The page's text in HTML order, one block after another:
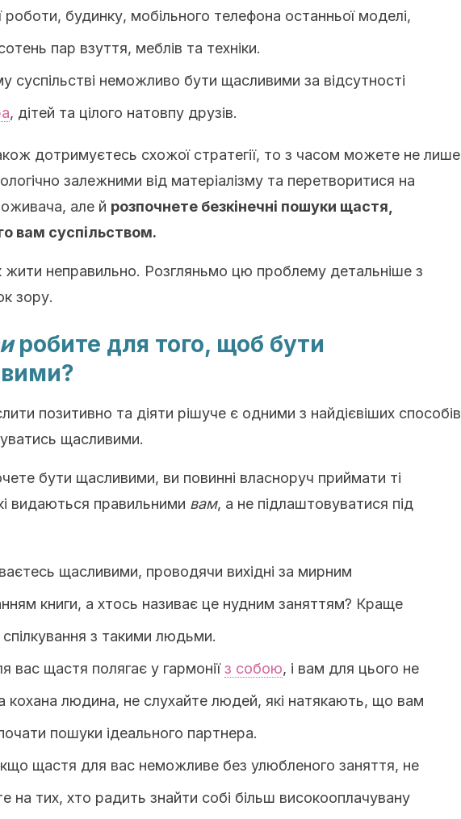
роботи, будинку, мобільного телефона останньої моделі,
пар взуття, меблів та техніки.
суспільстві неможливо бути щасливими за відсутності
, дітей та цілого натовпу друзів.
дотримуєтесь схожої стратегії, то з часом можете не лише
залежними від матеріалізму та перетворитися на
але й розпочнете безкінечні пошуки щастя,
вам суспільством.
жити неправильно. Розгляньмо цю проблему детальніше з
зору.
робите для того, щоб бути
позитивно та діяти рішуче є одними з найдієвіших способів
щасливими.
бути щасливими, ви повинні власноруч приймати ті
видаються правильними вам, а не підлаштовуватися під
щасливими, проводячи вихідні за мирним
книги, а хтось називає це нудним заняттям? Краще
спілкування з такими людьми.
вас щастя полягає у гармоніїз собою, і вам для цього не
кохана людина, не слухайте людей, які натякають, що вам
пошуки ідеального партнера.
щастя для вас неможливе без улюбленого заняття, не
на тих, хто радить знайти собі більш високооплачувану